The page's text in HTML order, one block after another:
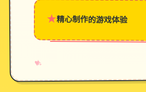
★精心制作的游戏体验
♥
✧
→